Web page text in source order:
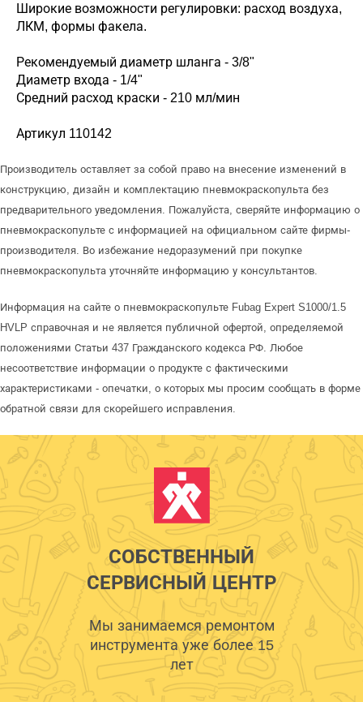
Широкие возможности регулировки: расход воздуха,
ЛКМ, формы факела.
Рекомендуемый диаметр шланга - 3/8"
Диаметр входа - 1/4"
Средний расход краски - 210 мл/мин
Артикул 110142
Производитель оставляет за собой право на внесение изменений в
конструкцию, дизайн и комплектацию пневмокраскопульта без
предварительного уведомления. Пожалуйста, сверяйте информацию о
пневмокраскопульте с информацией на официальном сайте фирмы-
производителя. Во избежание недоразумений при покупке
пневмокраскопульта уточняйте информацию у консультантов.
Информация на сайте о пневмокраскопульте Fubag Expert S1000/1.5
HVLP справочная и не является публичной офертой, определяемой
положениями Статьи 437 Гражданского кодекса РФ. Любое
несоответствие информации о продукте с фактическими
характеристиками - опечатки, о которых мы просим сообщать в форме
обратной связи для скорейшего исправления.
СОБСТВЕННЫЙ
СЕРВИСНЫЙ ЦЕНТР
Мы занимаемся ремонтом
инструмента уже более 15
лет